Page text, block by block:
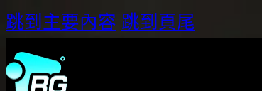
跳到主要內容 跳到頁尾